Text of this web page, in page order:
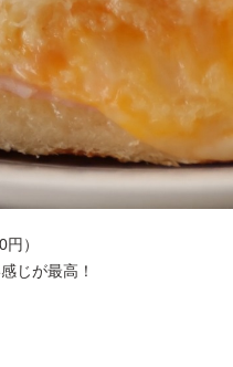
）
じが最高！